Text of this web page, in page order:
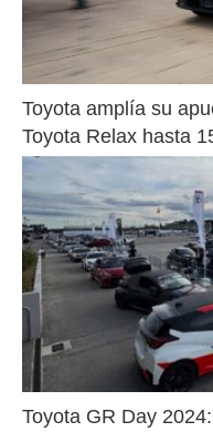
Toyota amplía su
Toyota Relax hasta
Toyota GR Day